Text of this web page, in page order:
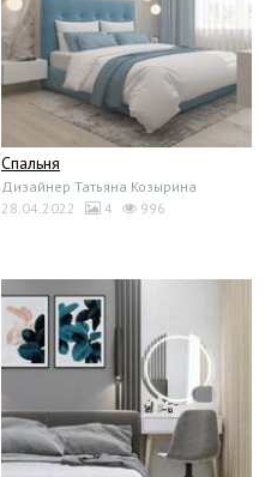
Спальня
Дизайнер Татьяна Козырина
28.04.2022
4 996